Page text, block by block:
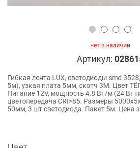
нет в наличии
Артикул:
Гибкая лента LUX, светодиоды smd
5м), узкая плата 5мм, скотч 3М. Цвет
Питание 12V, мощность 4.8 Вт/м (24 Вт
цветопередача CRI>85. Размеры
50мм, 3 шт светодиода. Пакет 5м. Цена